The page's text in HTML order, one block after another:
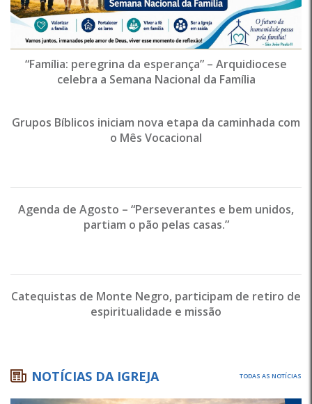
“Família: peregrina da esperança” – Arquidiocese
celebra a Semana Nacional da Família
Grupos Bíblicos iniciam nova etapa da caminhada com
o Mês Vocacional
Agenda de Agosto – “Perseverantes e bem unidos,
partiam o pão pelas casas.”
Catequistas de Monte Negro, participam de retiro de
espiritualidade e missão
NOTÍCIAS DA IGREJA TODAS AS NOTÍCIAS